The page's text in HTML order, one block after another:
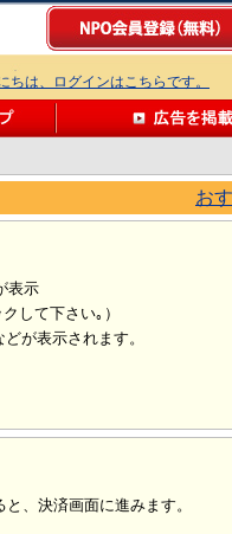
ちは、ログインはこちらです。
お
表示
して下さい｡）
が表示されます。
、決済画面に進みます。